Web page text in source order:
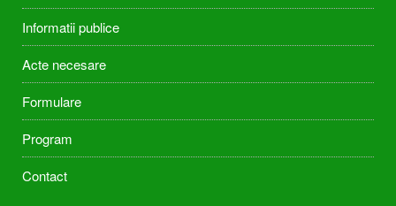
Informatii publice
Acte necesare
Formulare
Program
Contact